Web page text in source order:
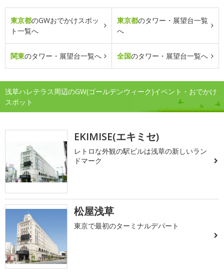
東京都のGWおでかけスポッ
ト一覧へ
東京都のタワー・展望台一覧
へ
関東のタワー・展望台一覧へ 全国のタワー・展望台一覧へ
浅草ハレテラス周辺のGW(ゴールデンウィーク)イベント・おでかけ
スポット
EKIMISE(エキミセ)
レトロな外観の駅ビルは浅草の新しいラン
ドマーク
松屋浅草
東京で最初のターミナルデパート